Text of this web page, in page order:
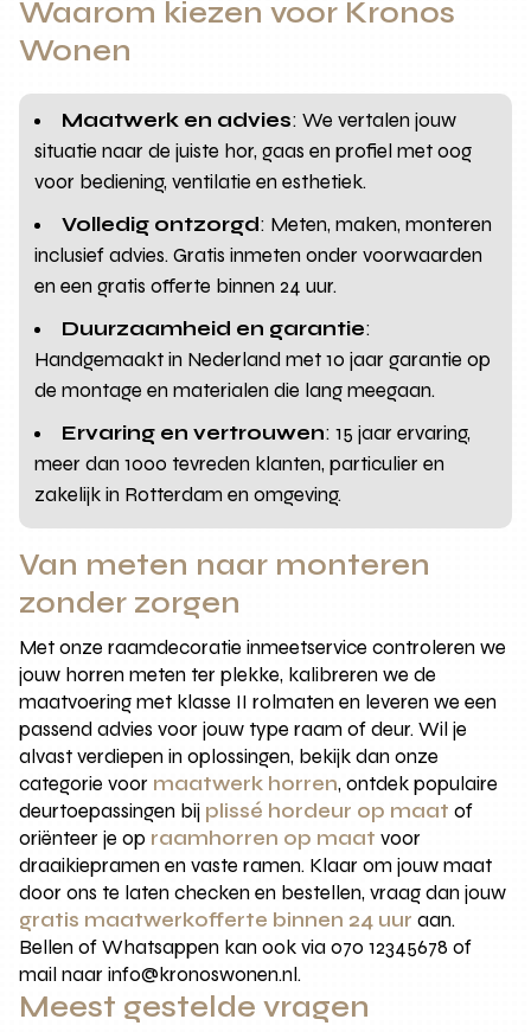
Waarom kiezen voor Kronos
Wonen
Maatwerk en advies: We vertalen jouw
situatie naar de juiste hor, gaas en profiel met oog
voor bediening, ventilatie en esthetiek.
Volledig ontzorgd: Meten, maken, monteren
inclusief advies. Gratis inmeten onder voorwaarden
en een gratis offerte binnen 24 uur.
Duurzaamheid en garantie:
Handgemaakt in Nederland met 10 jaar garantie op
de montage en materialen die lang meegaan.
Ervaring en vertrouwen: 15 jaar ervaring,
meer dan 1000 tevreden klanten, particulier en
zakelijk in Rotterdam en omgeving.
Van meten naar monteren
zonder zorgen
Met onze raamdecoratie inmeetservice controleren we
jouw horren meten ter plekke, kalibreren we de
maatvoering met klasse II rolmaten en leveren we een
passend advies voor jouw type raam of deur. Wil je
alvast verdiepen in oplossingen, bekijk dan onze
categorie voor maatwerk horren, ontdek populaire
deurtoepassingen bij plissé hordeur op maat of
oriënteer je op raamhorren op maat voor
draaikiepramen en vaste ramen. Klaar om jouw maat
door ons te laten checken en bestellen, vraag dan jouw
gratis maatwerkofferte binnen 24 uur aan.
Bellen of Whatsappen kan ook via 070 12345678 of
mail naar info@kronoswonen.nl.
Meest gestelde vragen